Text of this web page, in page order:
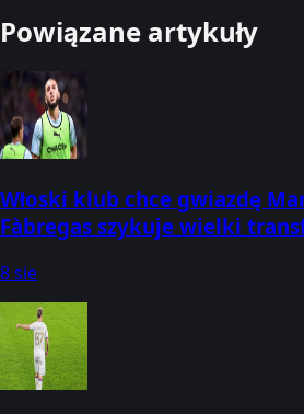
Powiązane artykuły
Włoski klub chce gwiazdę
Fàbregas szykuje wielki
8 sie